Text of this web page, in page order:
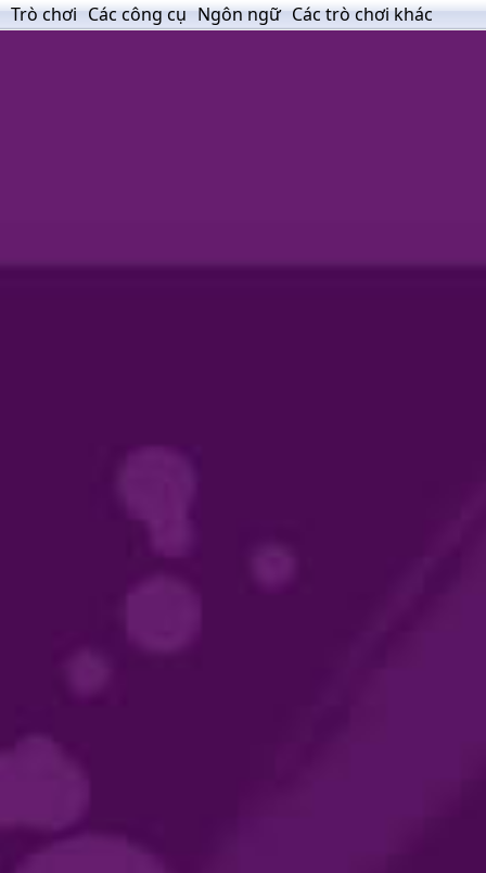
Trò chơi Các công cụ Ngôn ngữ Các trò chơi khác